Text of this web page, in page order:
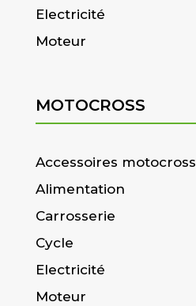
Electricité
Moteur
MOTOCROSS
Accessoires motocross
Alimentation
Carrosserie
Cycle
Electricité
Moteur